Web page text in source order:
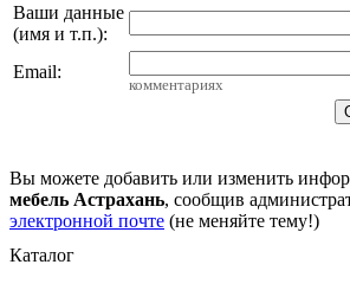
Ваши данные
(имя и т.п.):
Email:
комментариях
Вы можете добавить или изменить
мебель Астрахань, сообщив
электронной почте (не меняйте тему!)
Каталог